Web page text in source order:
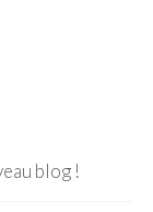
blog !